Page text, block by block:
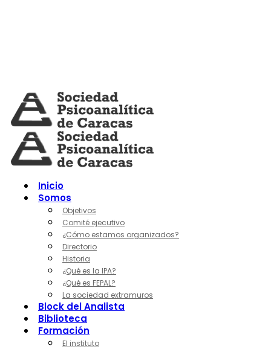
Inicio
Somos
Objetivos
Comité ejecutivo
¿Cómo estamos organizados?
Directorio
Historia
¿Qué es la IPA?
¿Qué es FEPAL?
La sociedad extramuros
Block del Analista
Biblioteca
Formación
El instituto